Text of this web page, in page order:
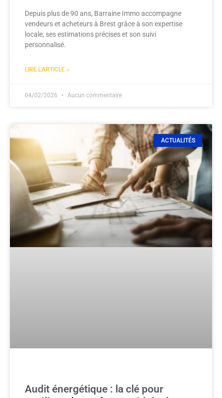
Depuis plus de 90 ans, Barraine Immo accompagne
vendeurs et acheteurs à Brest grâce à son expertise
locale, ses estimations précises et son suivi
personnalisé.
LIRE L'ARTICLE »
04/02/2026 Aucun commentaire
ACTUALITÉS
Audit énergétique : la clé pour